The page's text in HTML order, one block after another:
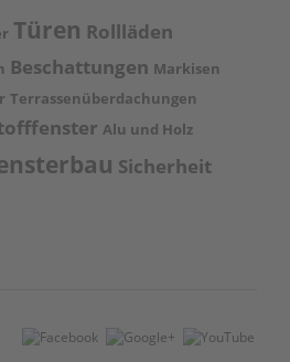
Türen Rollläden
Beschattungen Markisen
Terrassenüberdachungen
Alu und Holz
Sicherheit